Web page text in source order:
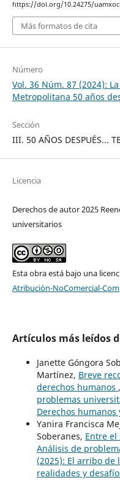
https://doi.org/10.24275/
Más formatos de cita
Número
Vol. 36 Núm. 87 (2024):
Metropolitana 50 años
Sección
III. 50 AÑOS DESPUÉS...
Licencia
Derechos de autor 2025
universitarios
Esta obra está bajo una
Atribución-NoComercial-
Artículos más leídos
Janette Góngora
Martínez, Breve
derechos humanos ,
problemas
Derechos
Yanira Francisca
Soberanes, Entre el
Análisis de
(2025): El arribo de
realidades y